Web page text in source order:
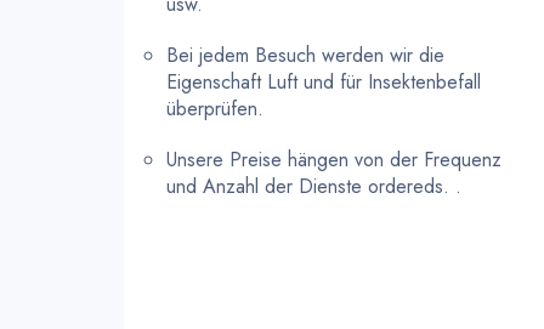
Bei jedem Besuch werden wir die
Eigenschaft Luft und für Insektenbefall
überprüfen.
Unsere Preise hängen von der Frequenz
und Anzahl der Dienste ordereds. .